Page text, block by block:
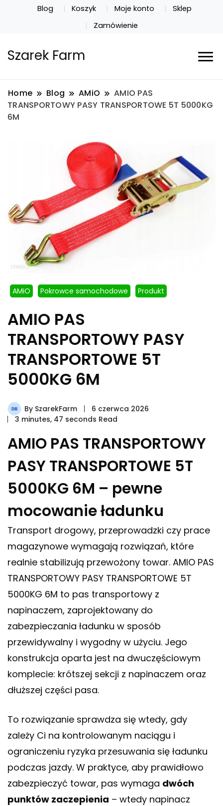
Blog Koszyk Moje konto
Sklep
Zamówienie
Szarek Farm
Home Blog AMiO
AMIO PAS
TRANSPORTOWY PASY TRANSPORTOWE 5T 5000KG
6M
AMiO Pokrowce samochodowe Produkt
AMIO PAS
TRANSPORTOWY PASY
TRANSPORTOWE 5T
5000KG 6M
By SzarekFarm
6 czerwca 2026
3 minutes, 47 seconds Read
AMIO PAS TRANSPORTOWY
PASY TRANSPORTOWE 5T
5000KG 6M – pewne
mocowanie ładunku
Transport drogowy, przeprowadzki czy prace
magazynowe wymagają rozwiązań, które
realnie stabilizują przewożony towar. AMIO PAS
TRANSPORTOWY PASY TRANSPORTOWE 5T
5000KG 6M to pas transportowy z
napinaczem, zaprojektowany do
zabezpieczania ładunku w sposób
przewidywalny i wygodny w użyciu. Jego
konstrukcja oparta jest na dwuczęściowym
komplecie: krótszej sekcji z napinaczem oraz
dłuższej części pasa.
To rozwiązanie sprawdza się wtedy, gdy
zależy Ci na kontrolowanym naciągu i
ograniczeniu ryzyka przesuwania się ładunku
podczas jazdy. W praktyce, aby prawidłowo
zabezpieczyć towar, pas wymaga dwóch
punktów zaczepienia – wtedy napinacz